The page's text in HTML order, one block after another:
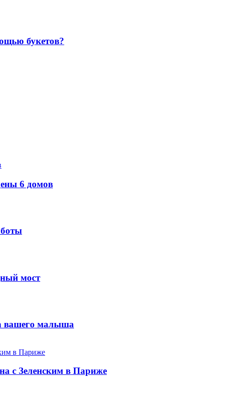
букетов?
6 домов
мост
вашего малыша
с Зеленским в Париже